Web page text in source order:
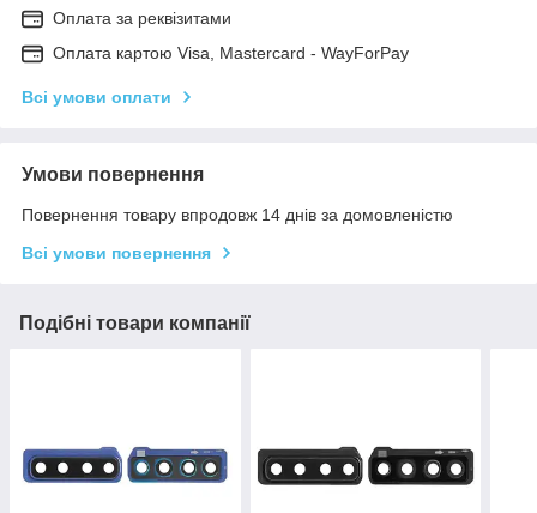
Оплата за реквізитами
Оплата картою Visa, Mastercard - WayForPay
Всі умови оплати
Умови повернення
Повернення товару впродовж 14 днів за домовленістю
Всі умови повернення
Подібні товари компанії